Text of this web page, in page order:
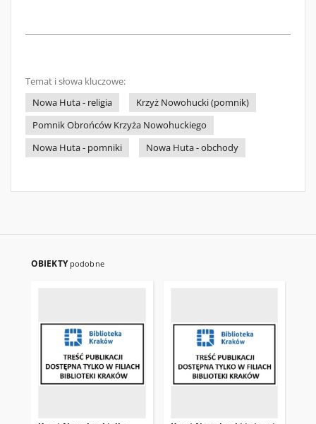
Temat i słowa kluczowe:
Nowa Huta - religia
Krzyż Nowohucki (pomnik)
Pomnik Obrońców Krzyża Nowohuckiego
Nowa Huta - pomniki
Nowa Huta - obchody
OBIEKTY podobne